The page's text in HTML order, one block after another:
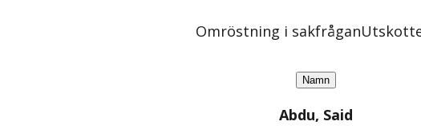
Omröstning i sakfrågan
Namn
Abdu, Said